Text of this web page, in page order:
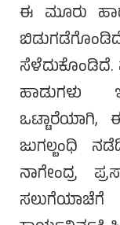
ಈ ಮೂರು
ಸೆಳೆದುಕೊಂಡಿದೆ.
ಹಾಡುಗಳು
ಜುಗಲ್ಬಂಧಿ
ನಾಗೇಂದ್ರ